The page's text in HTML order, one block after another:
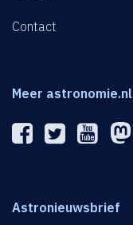
Contact
Meer astronomie.nl
Astronieuwsbrief